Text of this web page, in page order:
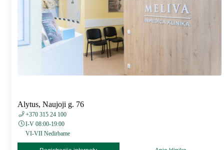
Alytus, Naujoji g. 76
+370 315 24 100
I-V 08:00-19:00
VI-VII Nedirbame